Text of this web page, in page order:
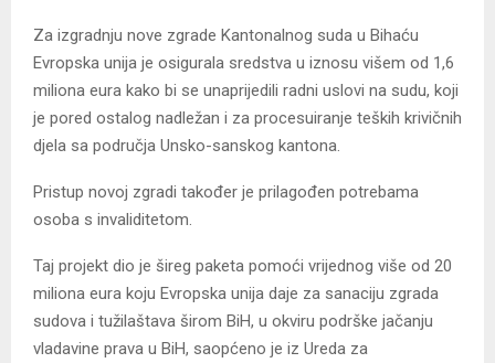
Za izgradnju nove zgrade Kantonalnog suda u Bihaću
Evropska unija je osigurala sredstva u iznosu višem od 1,6
miliona eura kako bi se unaprijedili radni uslovi na sudu, koji
je pored ostalog nadležan i za procesuiranje teških krivičnih
djela sa područja Unsko-sanskog kantona.
Pristup novoj zgradi također je prilagođen potrebama
osoba s invaliditetom.
Taj projekt dio je šireg paketa pomoći vrijednog više od 20
miliona eura koju Evropska unija daje za sanaciju zgrada
sudova i tužilaštava širom BiH, u okviru podrške jačanju
vladavine prava u BiH, saopćeno je iz Ureda za